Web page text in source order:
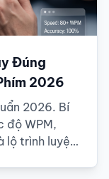
Đúng
2026
2026. Bí
độ WPM,
lộ trình luyện